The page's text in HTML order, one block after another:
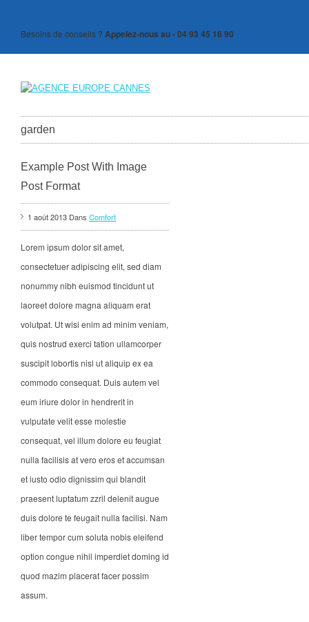
Besoins de conseils ? Appelez-nous au - 04 93 45 16 90
garden
Example Post With Image
Post Format
1 août 2013 Dans Comfort
Lorem ipsum dolor sit amet,
consectetuer adipiscing elit, sed diam
nonummy nibh euismod tincidunt ut
laoreet dolore magna aliquam erat
volutpat. Ut wisi enim ad minim veniam,
quis nostrud exerci tation ullamcorper
suscipit lobortis nisl ut aliquip ex ea
commodo consequat. Duis autem vel
eum iriure dolor in hendrerit in
vulputate velit esse molestie
consequat, vel illum dolore eu feugiat
nulla facilisis at vero eros et accumsan
et iusto odio dignissim qui blandit
praesent luptatum zzril delenit augue
duis dolore te feugait nulla facilisi. Nam
liber tempor cum soluta nobis eleifend
option congue nihil imperdiet doming id
quod mazim placerat facer possim
assum.